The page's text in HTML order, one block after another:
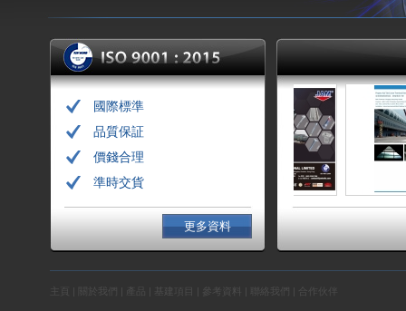
國際標準
品質保証
價錢合理
準時交貨
更多資料
主頁 | 關於我們 | | 基建項目 | 參考資料 | 聯絡我們 | 合作伙伴